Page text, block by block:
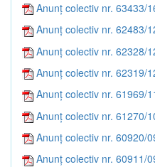
Anunț colectiv nr. 63433/
Anunț colectiv nr. 62483/
Anunț colectiv nr. 62328/
Anunț colectiv nr. 62319/
Anunț colectiv nr. 61969/
Anunț colectiv nr. 61270/
Anunț colectiv nr. 60920/
Anunț colectiv nr. 60911/